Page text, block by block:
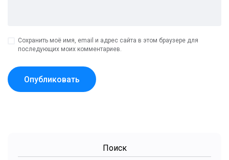
Сохранить моё имя, email и адрес сайта в этом браузере для
последующих моих комментариев.
Поиск